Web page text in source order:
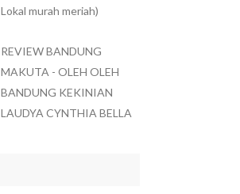
Lokal murah meriah)
REVIEW BANDUNG
MAKUTA - OLEH OLEH
BANDUNG KEKINIAN
LAUDYA CYNTHIA BELLA